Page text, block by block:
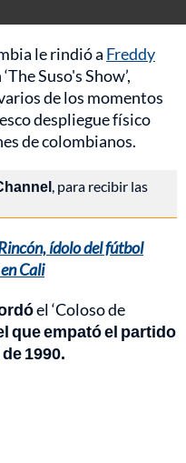
le rindió a Freddy
Suso's Show’,
de los momentos
despliegue físico
de colombianos.
, para recibir las
ídolo del fútbol
Cali
el ‘Coloso de
que empató el partido
1990.